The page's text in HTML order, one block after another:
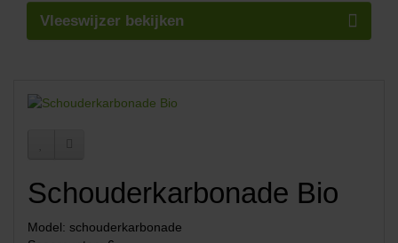
Vleeswijzer bekijken
Schouderkarbonade Bio
Model: schouderkarbonade